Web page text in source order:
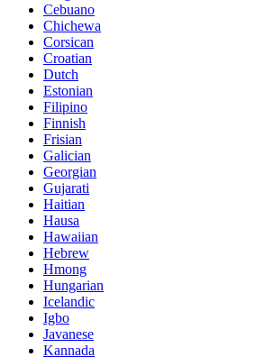
Cebuano
Chichewa
Corsican
Croatian
Dutch
Estonian
Filipino
Finnish
Frisian
Galician
Georgian
Gujarati
Haitian
Hausa
Hawaiian
Hebrew
Hmong
Hungarian
Icelandic
Igbo
Javanese
Kannada